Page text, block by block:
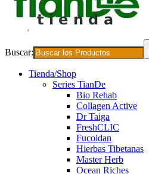
Buscar:
Tienda/Shop
Series TianDe
Bio Rehab
Collagen Active
Dr Taiga
FreshCLIC
Fucoidan
Hierbas Tibetanas
Master Herb
Ocean Riches